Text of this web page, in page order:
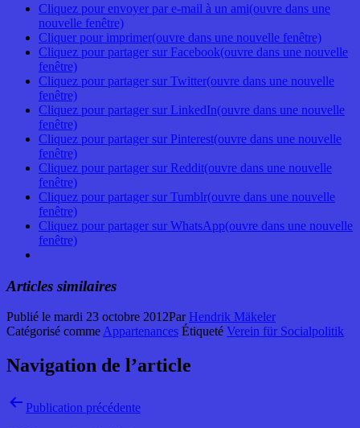
Cliquez pour envoyer par e-mail à un ami(ouvre dans une
nouvelle fenêtre)
Cliquer pour imprimer(ouvre dans une nouvelle fenêtre)
Cliquez pour partager sur Facebook(ouvre dans une nouvelle
fenêtre)
Cliquez pour partager sur Twitter(ouvre dans une nouvelle
fenêtre)
Cliquez pour partager sur LinkedIn(ouvre dans une nouvelle
fenêtre)
Cliquez pour partager sur Pinterest(ouvre dans une nouvelle
fenêtre)
Cliquez pour partager sur Reddit(ouvre dans une nouvelle
fenêtre)
Cliquez pour partager sur Tumblr(ouvre dans une nouvelle
fenêtre)
Cliquez pour partager sur WhatsApp(ouvre dans une nouvelle
fenêtre)
Articles similaires
Publié le mardi 23 octobre 2012Par Hendrik Mäkeler
Catégorisé comme Appartenances Étiqueté Verein für Socialpolitik
Navigation de l’article
Publication précédente